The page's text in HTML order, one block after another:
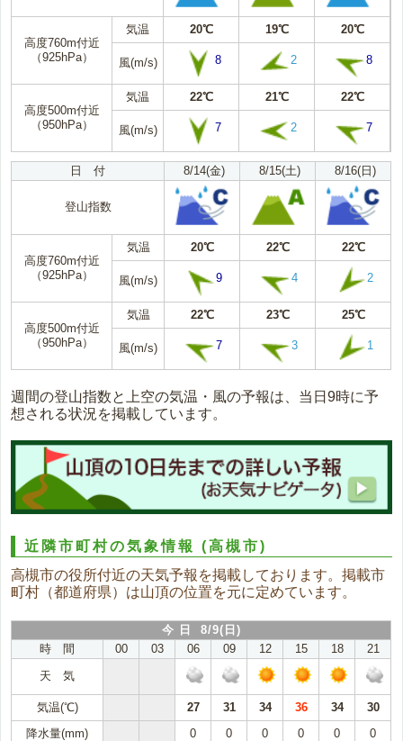
高度760m付近
（925hPa）
気温 20℃ 19℃ 20℃
風(m/s) 8 2 8
高度500m付近
（950hPa）
気温 22℃ 21℃ 22℃
風(m/s) 7 2 7
日 付 8/14(金) 8/15(土) 8/16(日)
登山指数
高度760m付近
（925hPa）
気温 20℃ 22℃ 22℃
風(m/s) 9 4 2
高度500m付近
（950hPa）
気温 22℃ 23℃ 25℃
風(m/s) 7 3 1
週間の登山指数と上空の気温・風の予報は、当日9時に予
想される状況を掲載しています。
近隣市町村の気象情報(高槻市)
高槻市の役所付近の天気予報を掲載しております。掲載市
町村（都道府県）は山頂の位置を元に定めています。
今 日 8/9(日)
時 間
00 03 06 09 12 15 18
21
天 気
気温(℃) 27 31 34 36 34
30
降水量(mm)
0 0 0 0 0 0